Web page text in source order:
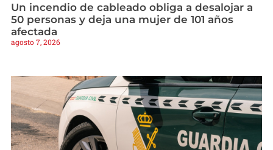
Un incendio de cableado obliga a desalojar a
50 personas y deja una mujer de 101 años
afectada
agosto 7, 2026